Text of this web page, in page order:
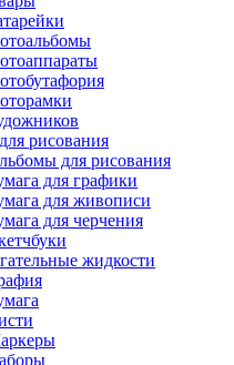
рисования
для рисования
для графики
для живописи
для черчения
жидкости